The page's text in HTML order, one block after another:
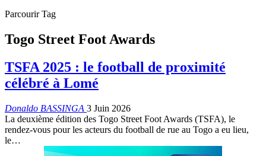
Parcourir Tag
Togo Street Foot Awards
TSFA 2025 : le football de proximité
célébré à Lomé
Donaldo BASSINGA 3 Juin 2026
La deuxième édition des Togo Street Foot Awards (TSFA), le
rendez-vous pour les acteurs du football de rue au Togo a eu lieu,
le…